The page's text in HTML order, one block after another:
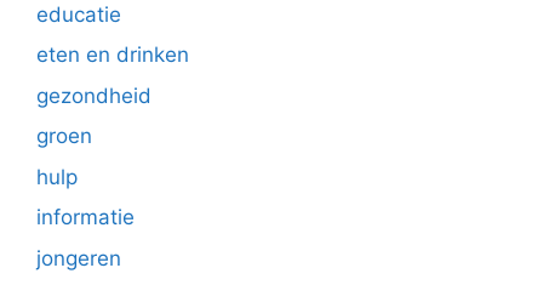
educatie
eten en drinken
gezondheid
groen
hulp
informatie
jongeren